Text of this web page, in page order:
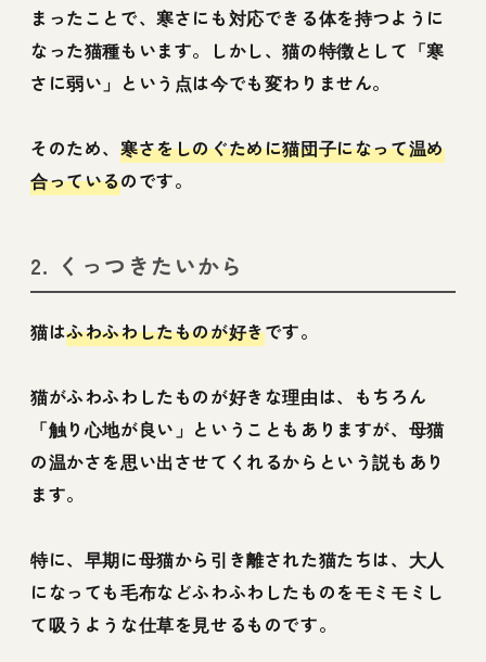
まったことで、寒さにも対応できる体を持つように
なった猫種もいます。しかし、猫の特徴として「寒
さに弱い」という点は今でも変わりません。
そのため、 寒さをしのぐために猫団子になって温め
合っているのです。
2. くっつきたいから
猫はふわふわしたものが好きです。
猫がふわふわしたものが好きな理由は、もちろん
「触り心地が良い」ということもありますが、母猫
の温かさを思い出させてくれるからという説もあり
ます。
特に、早期に母猫から引き離された猫たちは、大人
になっても毛布などふわふわしたものをモミモミし
て吸うような仕草を見せるものです。